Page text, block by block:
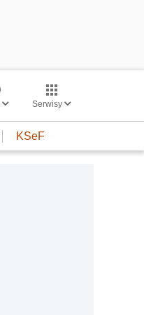
Serwisy
KSeF